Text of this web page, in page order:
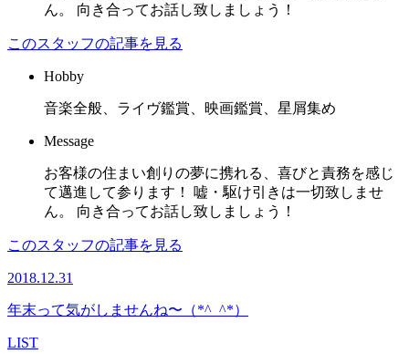
ん。 向き合ってお話し致しましょう！
このスタッフの記事を見る
Hobby
音楽全般、ライヴ鑑賞、映画鑑賞、星屑集め
Message
お客様の住まい創りの夢に携れる、喜びと責務を感じ
て邁進して参ります！ 嘘・駆け引きは一切致しませ
ん。 向き合ってお話し致しましょう！
このスタッフの記事を見る
2018.12.31
年末って気がしませんね〜（*^_^*）
LIST